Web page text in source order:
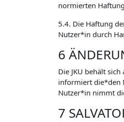
normierten
5.4. Die Haftung
Nutzer*in durch
6
Die JKU behält
informiert die*den
Nutzer*in nimmt
7